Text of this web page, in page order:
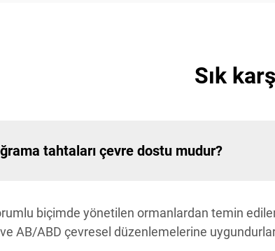
Sık
tahtaları çevre dostu mudur?
biçimde yönetilen ormanlardan temin
AB/ABD çevresel düzenlemelerine